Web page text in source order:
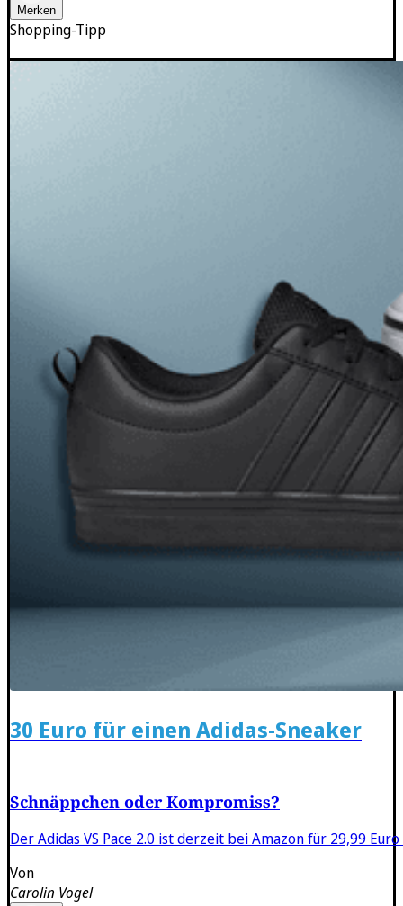
Shopping-Tipp
Merken
30 Euro für einen Adidas-Sneaker
Schnäppchen oder Kompromiss?
Der Adidas VS Pace 2.0 ist derzeit bei Amazon für 29,99
Von
Carolin Vogel